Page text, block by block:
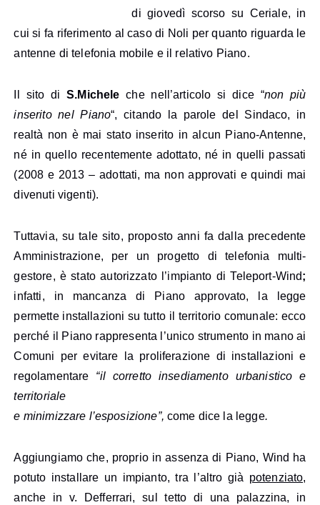
di giovedì scorso su Ceriale, in
cui si fa riferimento al caso di Noli per quanto riguarda le
antenne di telefonia mobile e il relativo Piano.
Il sito diS.Michele che nell’articolo si dice “non più
inserito nel Piano“, citando la parole del Sindaco, in
realtà non è mai stato inserito in alcun Piano-Antenne,
né in quello recentemente adottato, né in quelli passati
(2008 e 2013 – adottati, ma non approvati e quindi mai
divenuti vigenti).
Tuttavia, su tale sito, proposto anni fa dalla precedente
Amministrazione, per un progetto di telefonia multi-
gestore, è stato autorizzato l’impianto di Teleport-Wind;
infatti, in mancanza di Piano approvato, la legge
permette installazioni su tutto il territorio comunale: ecco
perché il Piano rappresenta l’unico strumento in mano ai
Comuni per evitare la proliferazione di installazioni e
regolamentare “il corretto insediamento urbanistico e
territoriale
e minimizzare l’esposizione”, come dice la legge.
Aggiungiamo che, proprio in assenza di Piano, Wind ha
potuto installare un impianto, tra l’altro già potenziato,
anche in v. Defferrari, sul tetto di una palazzina, in